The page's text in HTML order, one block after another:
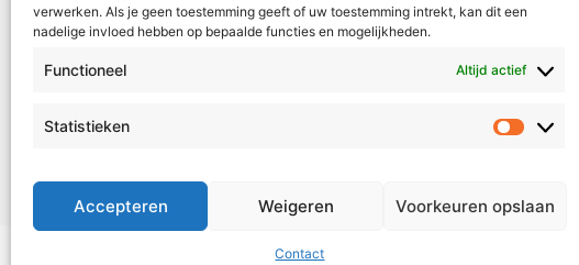
verwerken. Als je geen toestemming geeft of uw toestemming intrekt, kan dit een
nadelige invloed hebben op bepaalde functies en mogelijkheden.
Functioneel Altijd actief
Statistieken
Accepteren Weigeren Voorkeuren opslaan
Contact
OR6 (Roerdalen),
en WeertFM (Weert
VML is gevestigd op
Roermond (De